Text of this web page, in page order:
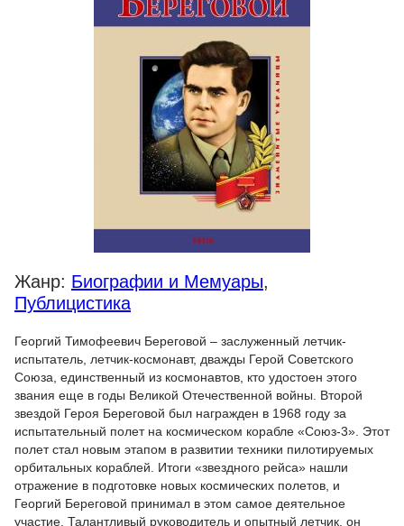
Жанр: Биографии и Мемуары,
Публицистика
Георгий Тимофеевич Береговой – заслуженный летчик-
испытатель, летчик-космонавт, дважды Герой Советского
Союза, единственный из космонавтов, кто удостоен этого
звания еще в годы Великой Отечественной войны. Второй
звездой Героя Береговой был награжден в 1968 году за
испытательный полет на космическом корабле «Союз-3». Этот
полет стал новым этапом в развитии техники пилотируемых
орбитальных кораблей. Итоги «звездного рейса» нашли
отражение в подготовке новых космических полетов, и
Георгий Береговой принимал в этом самое деятельное
участие. Талантливый руководитель и опытный летчик, он